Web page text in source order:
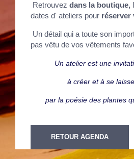
Retrouvez dans la boutique,
dates d' ateliers pour réserver
Un détail qui a toute son
pas vêtu de vos vêtements
Un atelier est une
à créer et à se
par la poésie des plantes
RETOUR AGENDA